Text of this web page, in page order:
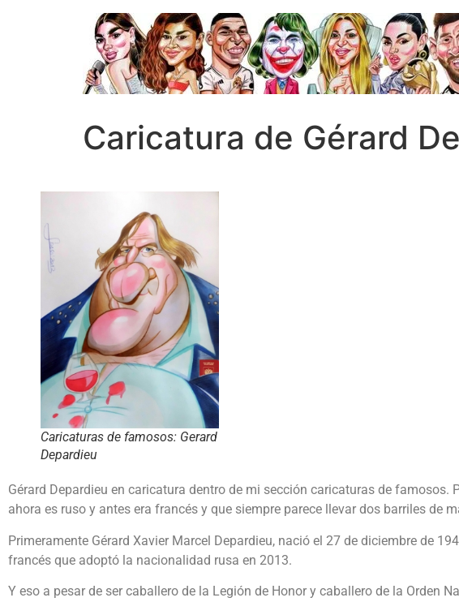
Caricatura de Gérard
Caricaturas de famosos: Gerard
Depardieu
Gérard Depardieu en caricatura dentro de mi sección caricaturas de
ahora es ruso y antes era francés y que siempre parece llevar dos barriles de
Primeramente Gérard Xavier Marcel Depardieu, nació el 27 de diciembre de
francés que adoptó la nacionalidad rusa en 2013.
Y eso a pesar de ser caballero de la Legión de Honor y caballero de la Orden